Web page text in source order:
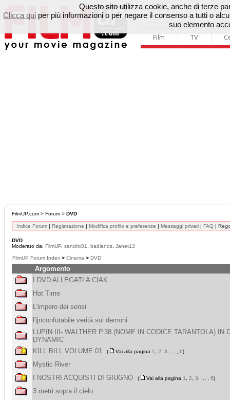
Film TV
FilmUP.com > Forum > DVD
Indice Forum | Registrazione | Modifica profilo e preferenze | Messaggi privati | FAQ |
DVD
Moderato da: FilmUP sandrix81 badlands Janet13
FilmUP Forum Index > Cinema > DVD
Argomento
I DVD ALLEGATI A CIAK
Hot Time
L'impero dei sensi
l'ijnconfutabile verità sui demoni
LUPIN III- WALTHER P.38 (NOME IN CODICE TARANTOLA) IN
DYNAMIC
KILL BILL VOLUME 01
( Vai alla pagina 1 2 3 6)
Mystic River
I NOSTRI ACQUISTI DI GIUGNO
( Vai alla pagina 1 2 3 6)
3 metri sopra il cielo...
Questo sito utilizza cookie, anche di terze
Clicca qui per più informazioni o per negare il consenso a tutti o
suo elemento